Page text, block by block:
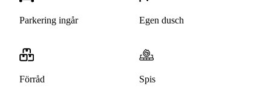
Parkering ingår Egen dusch
Förråd Spis